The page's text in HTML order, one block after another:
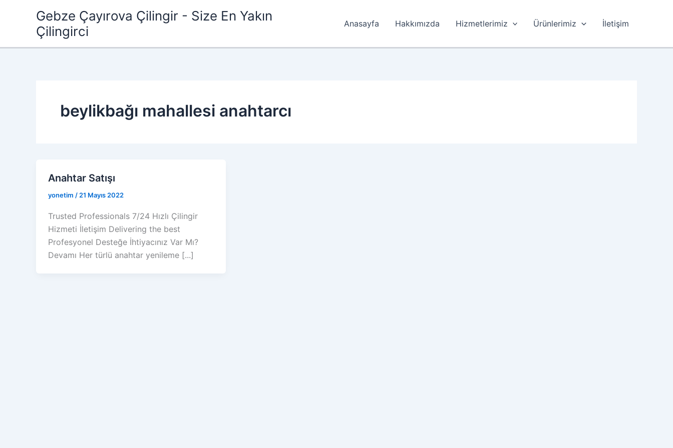
Gebze Çayırova Çilingir - Size En Yakın
Çilingirci
Anasayfa Hakkımızda Hizmetlerimiz Ürünlerimiz İletişim
beylikbağı mahallesi anahtarcı
Anahtar Satışı
yonetim / 21 Mayıs 2022
Trusted Professionals 7/24 Hızlı Çilingir
Hizmeti İletişim Delivering the best
Profesyonel Desteğe İhtiyacınız Var Mı?
Devamı Her türlü anahtar yenileme [...]